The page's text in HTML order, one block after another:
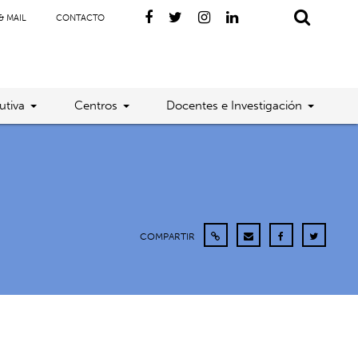
MAIL CONTACTO
Centros Docentes e Investigación
COMPARTIR